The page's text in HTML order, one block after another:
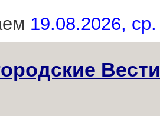
19.08.2026, ср.